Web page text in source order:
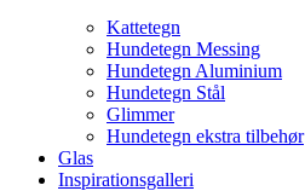
Kattetegn
Hundetegn Messing
Hundetegn Aluminium
Hundetegn Stål
Glimmer
Hundetegn ekstra tilbehør
Glas
Inspirationsgalleri